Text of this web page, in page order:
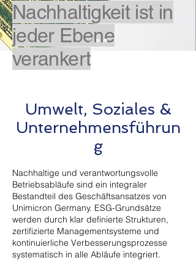
Nachhaltigkeit ist in
jeder Ebene
verankert
Umwelt, Soziales &
Unternehmensführun
g
Nachhaltige und verantwortungsvolle
Betriebsabläufe sind ein integraler
Bestandteil des Geschäftsansatzes von
Unimicron Germany. ESG-Grundsätze
werden durch klar definierte Strukturen,
zertifizierte Managementsysteme und
kontinuierliche Verbesserungsprozesse
systematisch in alle Abläufe integriert.